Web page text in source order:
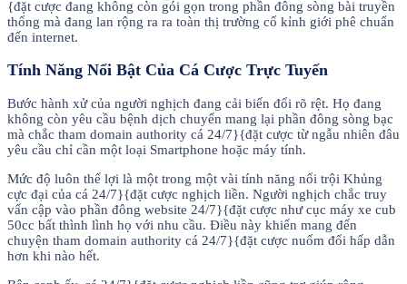
{đặt cược đang không còn gói gọn trong phần đông sòng bài truyền
thống mà đang lan rộng ra ra toàn thị trường cố kỉnh giới phê chuẩn
đến internet.
Tính Năng Nổi Bật Của Cá Cược Trực Tuyến
Bước hành xử của người nghịch đang cải biến đổi rõ rệt. Họ đang
không còn yêu cầu bệnh dịch chuyển mang lại phần đông sòng bạc
mà chắc tham domain authority cá 24/7}{đặt cược từ ngẫu nhiên đâu
yêu cầu chỉ cần một loại Smartphone hoặc máy tính.
Mức độ luôn thể lợi là một trong một vài tính năng nổi trội Khủng
cực đại của cá 24/7}{đặt cược nghịch liền. Người nghịch chắc truy
vấn cập vào phần đông website 24/7}{đặt cược như cục máy xe cub
50cc bất thình lình họ với nhu cầu. Điều này khiến mang đến
chuyện tham domain authority cá 24/7}{đặt cược nuốm đổi hấp dẫn
hơn khi nào hết.